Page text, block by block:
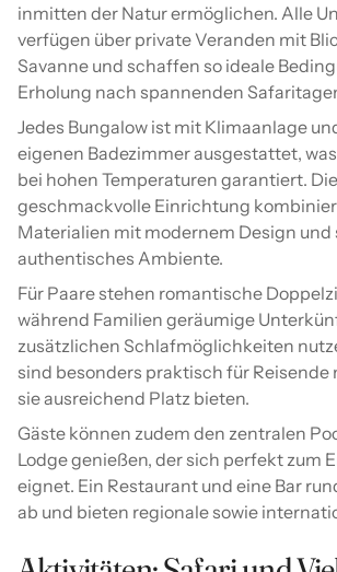
inmitten der Natur ermöglichen. Alle
verfügen über private Veranden mit
Savanne und schaffen so ideale
Erholung nach spannenden
Jedes Bungalow ist mit Klimaanlage
eigenen Badezimmer ausgestattet,
bei hohen Temperaturen garantiert. Die
geschmackvolle Einrichtung
Materialien mit modernem Design und
authentisches Ambiente.
Für Paare stehen romantische
während Familien geräumige
zusätzlichen Schlafmöglichkeiten
sind besonders praktisch für Reisende
sie ausreichend Platz bieten.
Gäste können zudem den zentralen
Lodge genießen, der sich perfekt zum
eignet. Ein Restaurant und eine Bar
ab und bieten regionale sowie